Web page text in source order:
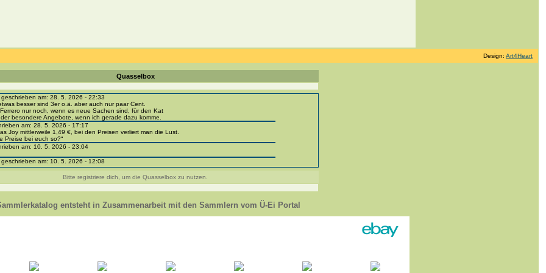
Design: Art4Heart
Quasselbox
am: 28. 5. 2026 - 22:33
besser sind 3er o.ä. aber auch nur paar Cent.
nur noch, wenn es neue Sachen sind, für den Kat
besondere Angebote, wenn ich gerade dazu komme.
am: 28. 5. 2026 - 17:17
Joy mittlerweile 1,49 €, bei den Preisen verliert man die Lust.
Preise bei euch so?“
am: 10. 5. 2026 - 23:04
am: 10. 5. 2026 - 12:08
portal-sammlerkatalog.de/categories.php?cat_id=1043
- BPZ obere Reihe
zur Strafe die nächsten 3 Monate keine Ü-Eier bekommen ;))
310, 318 und 326 habe ich keine BPZ
leider weggeworfen *grrrr* ;)
am: 29. 4. 2026 - 18:04
Erinnerung ... oder?
Bitte registriere dich, um die Quasselbox zu nutzen.
entsteht in Zusammenarbeit mit den Sammlern vom Ü-Ei Portal